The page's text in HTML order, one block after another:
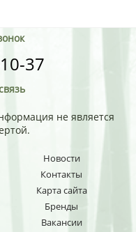
37
не является
Новости
Контакты
Карта сайта
Бренды
Вакансии